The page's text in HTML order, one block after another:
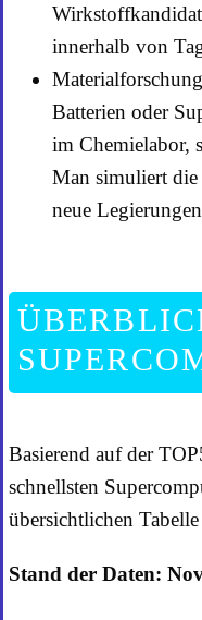
innerhalb von
Batterien oder
im Chemielabor,
Man simuliert
neue
Basierend auf der
schnellsten
übersichtlichen
Stand der Daten: